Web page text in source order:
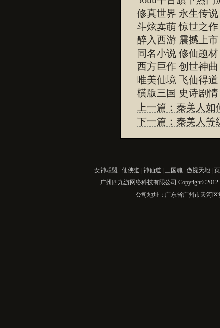
修真世界 永生传
斗炫卖萌 惊世之
醉入西游 震撼上
同名小说 修仙题
西方巨作 创世神
唯美仙境 飞仙得
横版三国 史诗剧
上一篇：秦美人
下一篇：秦美人等
女神联盟 仙侠道 神仙道 三国魂 傲视天地
广州四九游网络科技有限公司 Copyright©2012
公司地址：广东省广州市天河